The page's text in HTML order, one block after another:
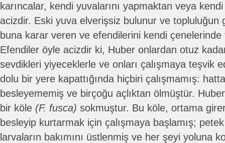
karıncalar, kendi yuvalarını yapmaktan veya
acizdir. Eski yuva elverişsiz bulunur ve topluluğun
buna karar veren ve efendilerini kendi çenelerinde
Efendiler öyle acizdir ki, Huber onlardan otuz
sevdikleri yiyeceklerle ve onları çalışmaya teşvik
dolu bir yere kapattığında hiçbiri çalışmamış:
besleyememiş ve birçoğu açlıktan ölmüştür.
bir köle (F. fusca) sokmuştur. Bu köle, ortama
besleyip kurtarmak için çalışmaya başlamış;
larvaların bakımını üstlenmiş ve her şeyi yoluna